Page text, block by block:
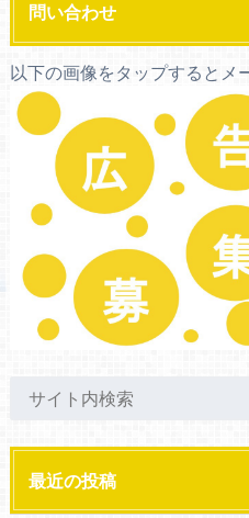
問い合わせ
以下の画像をタップするとメ
最近の投稿